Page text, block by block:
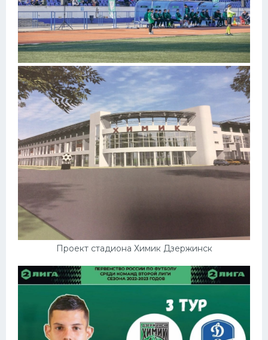
Проект стадиона Химик Дзержинск